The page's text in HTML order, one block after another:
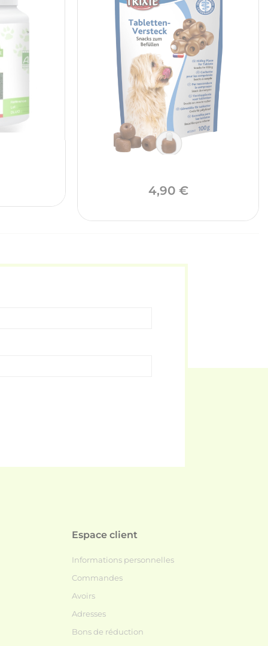
4,90 €Prix
Espace client
Informations personnelles
Commandes
Avoirs
Adresses
Bons de réduction